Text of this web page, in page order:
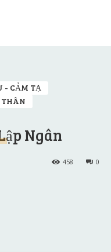
- CẢM TẠ
Ngân
0
458